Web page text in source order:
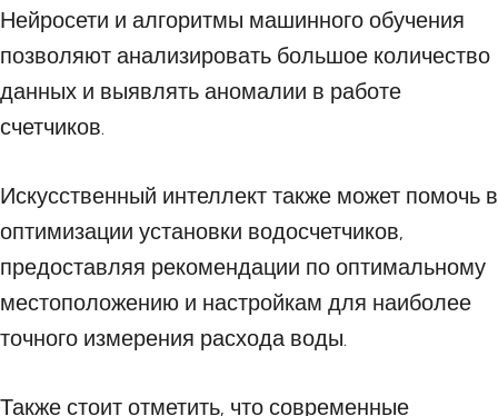
Нейросети и алгоритмы машинного обучения
позволяют анализировать большое количество
данных и выявлять аномалии в работе
счетчиков.
Искусственный интеллект также может помочь в
оптимизации установки водосчетчиков,
предоставляя рекомендации по оптимальному
местоположению и настройкам для наиболее
точного измерения расхода воды.
Также стоит отметить, что современные